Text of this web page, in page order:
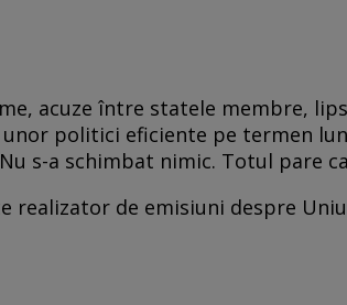
acuze între statele membre,
politici eficiente pe termen
s-a schimbat nimic. Totul pare
realizator de emisiuni despre